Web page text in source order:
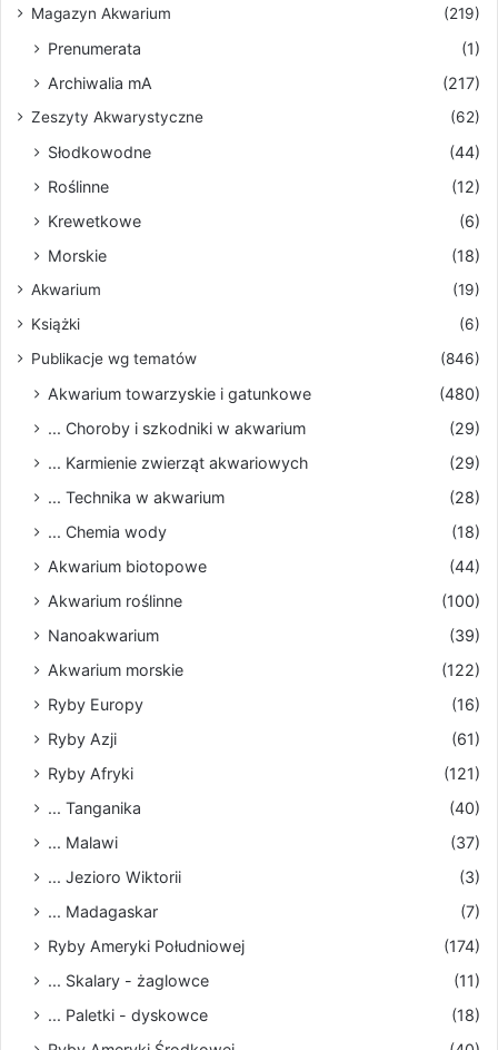
Magazyn Akwarium (219)
Prenumerata
(1)
Archiwalia mA
(217)
Zeszyty Akwarystyczne (62)
Słodkowodne
(44)
Roślinne
(12)
Krewetkowe
(6)
Morskie
(18)
Akwarium
(19)
Książki
(6)
Publikacje wg tematów
(846)
Akwarium towarzyskie i gatunkowe
(480)
... Choroby i szkodniki w akwarium
(29)
... Karmienie zwierząt akwariowych
(29)
... Technika w akwarium
(28)
... Chemia wody
(18)
Akwarium biotopowe
(44)
Akwarium roślinne
(100)
Nanoakwarium
(39)
Akwarium morskie
(122)
Ryby Europy
(16)
Ryby Azji
(61)
Ryby Afryki
(121)
... Tanganika
(40)
... Malawi
(37)
... Jezioro Wiktorii
(3)
... Madagaskar
(7)
Ryby Ameryki Południowej
(174)
... Skalary - żaglowce
(11)
... Paletki - dyskowce
(18)